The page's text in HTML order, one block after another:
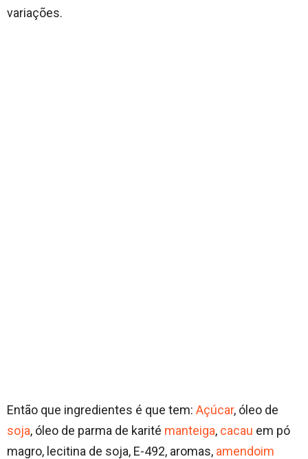
variações.
Então que ingredientes é que tem: Açúcar, óleo de
soja, óleo de parma de karité manteiga, cacau em pó
magro, lecitina de soja, E-492, aromas, amendoim